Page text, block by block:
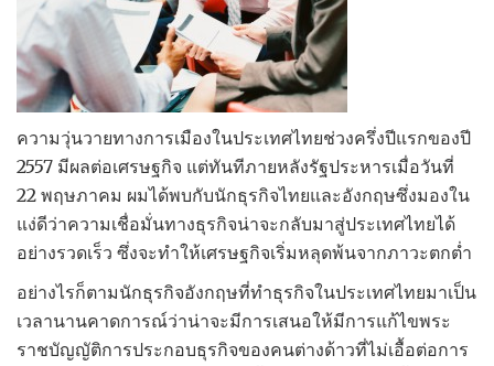
ความวุ่นวายทางการเมืองในประเทศไทยช่วงครึ่งปีแรกของปี
2557 มีผลต่อเศรษฐกิจ แต่ทันทีภายหลังรัฐประหารเมื่อวันที่
22 พฤษภาคม ผมได้พบกับนักธุรกิจไทยและอังกฤษซึ่งมองใน
แง่ดีว่าความเชื่อมั่นทางธุรกิจน่าจะกลับมาสู่ประเทศไทยได้
อย่างรวดเร็ว ซึ่งจะทำให้เศรษฐกิจเริ่มหลุดพ้นจากภาวะตกต่ำ
อย่างไรก็ตามนักธุรกิจอังกฤษที่ทำธุรกิจในประเทศไทยมาเป็น
เวลานานคาดการณ์ว่าน่าจะมีการเสนอให้มีการแก้ไขพระ
ราชบัญญัติการประกอบธุรกิจของคนต่างด้าวที่ไม่เอื้อต่อการ